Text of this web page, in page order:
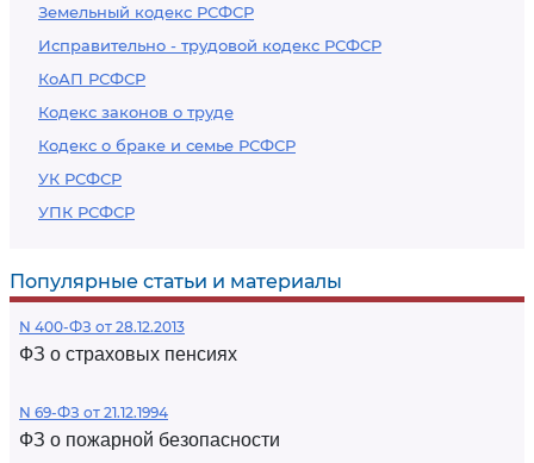
Земельный кодекс РСФСР
Исправительно - трудовой кодекс РСФСР
КоАП РСФСР
Кодекс законов о труде
Кодекс о браке и семье РСФСР
УК РСФСР
УПК РСФСР
Популярные статьи и материалы
N 400-ФЗ от 28.12.2013
ФЗ о страховых пенсиях
N 69-ФЗ от 21.12.1994
ФЗ о пожарной безопасности